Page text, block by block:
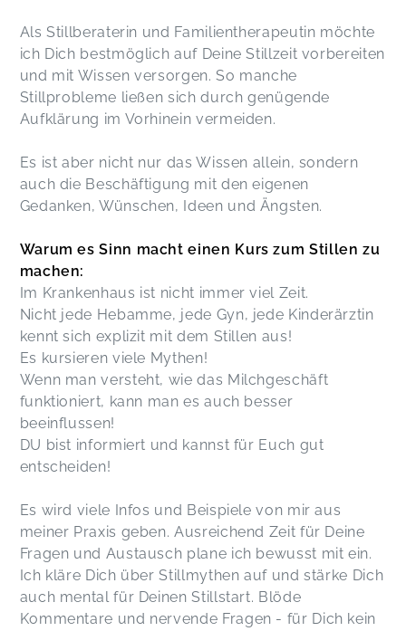
Als Stillberaterin und Familientherapeutin möchte
ich Dich bestmöglich auf Deine Stillzeit vorbereiten
und mit Wissen versorgen. So manche
Stillprobleme ließen sich durch genügende
Aufklärung im Vorhinein vermeiden.
Es ist aber nicht nur das Wissen allein, sondern
auch die Beschäftigung mit den eigenen
Gedanken, Wünschen, Ideen und Ängsten.
Warum es Sinn macht einen Kurs zum Stillen zu
machen:
Im Krankenhaus ist nicht immer viel Zeit.
Nicht jede Hebamme, jede Gyn, jede Kinderärztin
kennt sich explizit mit dem Stillen aus!
Es kursieren viele Mythen!
Wenn man versteht, wie das Milchgeschäft
funktioniert, kann man es auch besser
beeinflussen!
DU bist informiert und kannst für Euch gut
entscheiden!
Es wird viele Infos und Beispiele von mir aus
meiner Praxis geben. Ausreichend Zeit für Deine
Fragen und Austausch plane ich bewusst mit ein.
Ich kläre Dich über Stillmythen auf und stärke Dich
auch mental für Deinen Stillstart. Blöde
Kommentare und nervende Fragen - für Dich kein